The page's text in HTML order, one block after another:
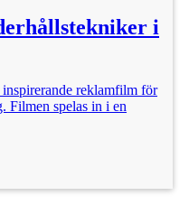
i
reklamfilm för
Filmen spelas in i en